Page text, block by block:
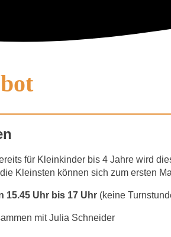
für Kleinkinder bis 4 Jahre wird
Kleinsten können sich zum ersten
15.45 Uhr bis 17 Uhr (keine
mit Julia Schneider